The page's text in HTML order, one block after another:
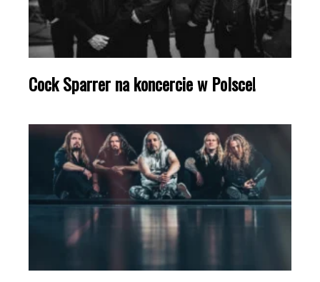
Cock Sparrer na koncercie w Polsce!